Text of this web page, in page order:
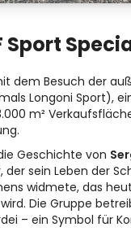
Sport
dem Besuch der
Longoni Sport),
m²
Geschichte von
der sein Leben der
widmete, das
Die Gruppe
– ein Symbol für